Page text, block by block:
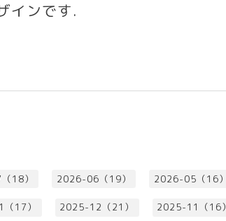
インです.
18） 2026-06（19） 2026-05（16）
17） 2025-12（21） 2025-11（16）